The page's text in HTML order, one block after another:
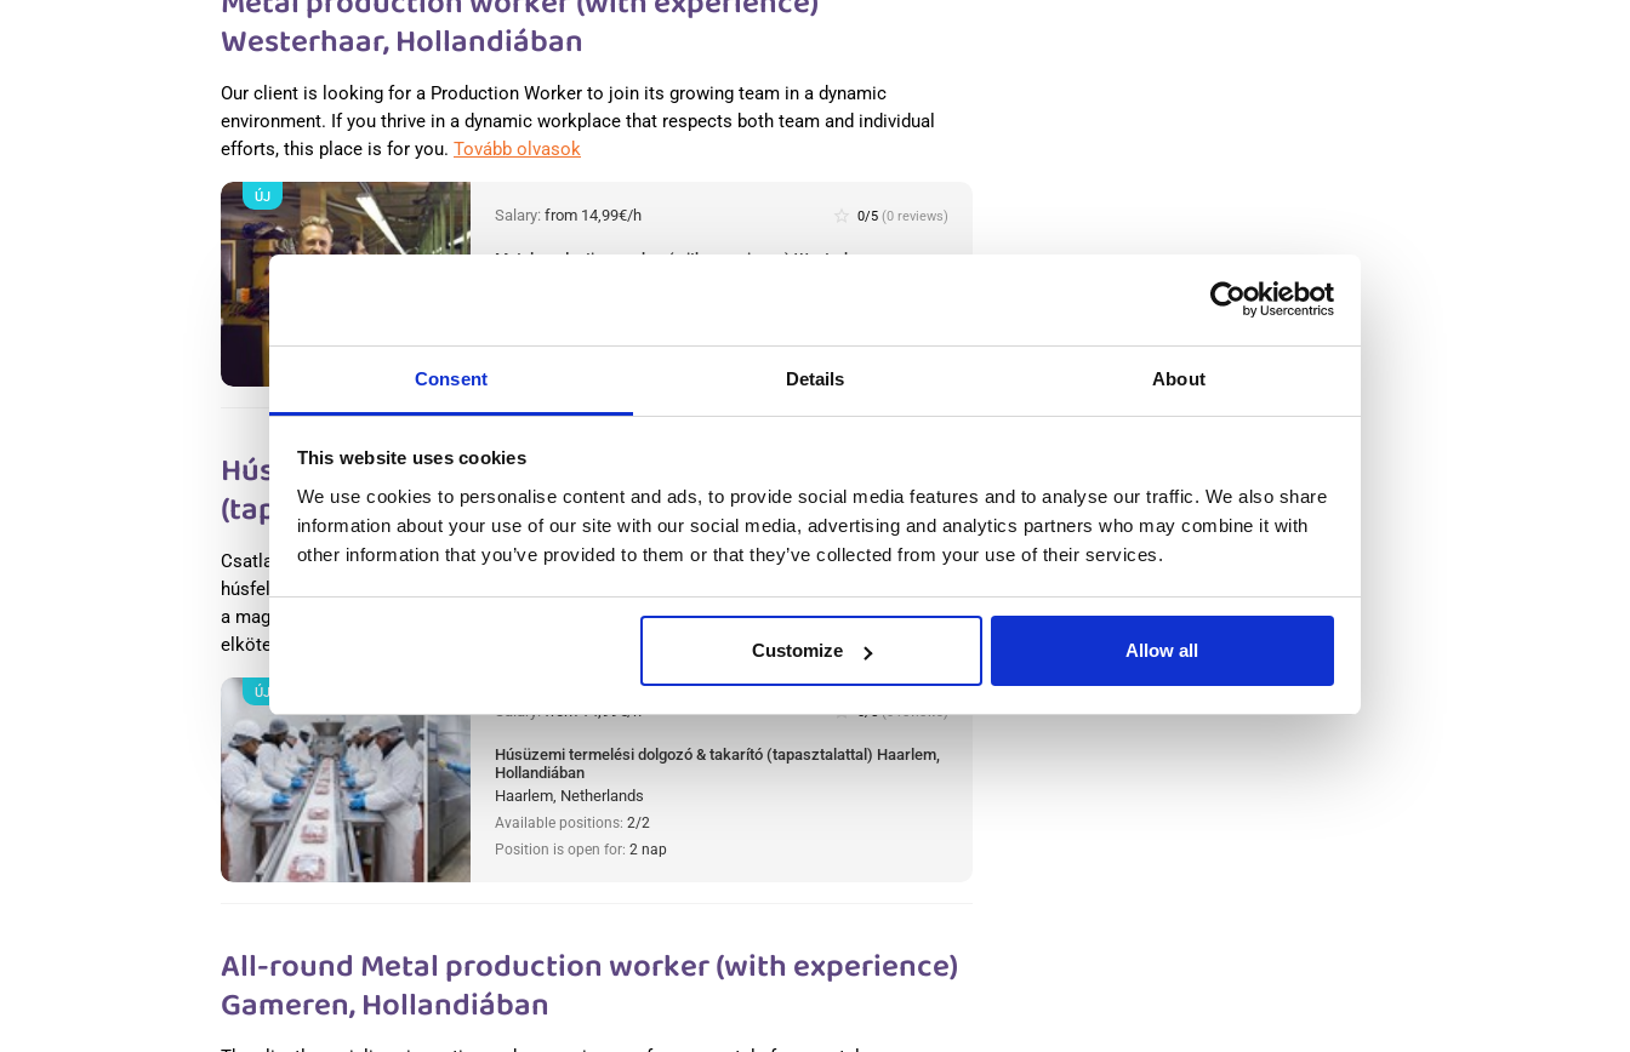
Consent Details About
This website uses cookies
We use cookies to personalise content and ads, to provide social media features and to analyse our traffic. We also share
information about your use of our site with our social media, advertising and analytics partners who may combine it with
other information that you’ve provided to them or that they’ve collected from your use of their services.
Customize Allow all
Westerhaar, Hollandiában
Our client is looking for a Production Worker to join its growing team in a dynamic
environment. If you thrive in a dynamic workplace that respects both team and individual
efforts, this place is for you. Tovább olvasok
Salary: from 14,99€/h star_border 0/5 (0 reviews)
Metal production worker (with experience) Westerhaar,
ÚJ
Húsüzemi termelési dolgozó & takarító
(tapasztalattal) Haarlem, Hollandiában
Csatlakozz egy világszinten vezető élelmiszeripari vállalathoz és Európa egyik legnagyobb
húsfeldolgozó cégéhez, húsüzemi termelési dolgozó és takarító pozícióban. A vállalat híres
a magas élelmiszerbiztonsági standardjairól, innovációjáról és minőség iránti
elkötelezettségéről.
Salary:from 14,99€/h star_border 0/5(0 reviews)
Húsüzemi termelési dolgozó & takarító (tapasztalattal) Haarlem,
Hollandiában
Haarlem, Netherlands
Available positions: 2/2
Position is open for: 2 nap
ÚJ
All-round Metal production worker (with experience)
Gameren, Hollandiában